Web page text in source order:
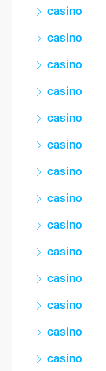
casino
casino
casino
casino
casino
casino
casino
casino
casino
casino
casino
casino
casino
casino